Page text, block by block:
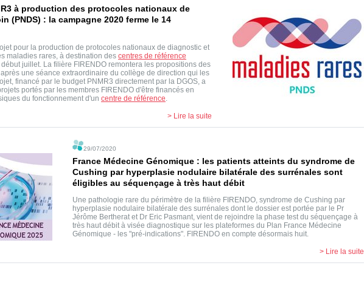
à production des protocoles nationaux de
(PNDS) : la campagne 2020 ferme le 14
pour la production de protocoles nationaux de diagnostic et
maladies rares, à destination des centres de référence
juillet. La filière FIRENDO remontera les propositions des
une séance extraordinaire du collège de direction qui les
financé par le budget PNMR3 directement par la DGOS, a
portés par les membres FIRENDO d'être financés en
du fonctionnement d'un centre de référence.
> Lire la suite
29/07/2020
France Médecine Génomique : les patients atteints du syndrome de
Cushing par hyperplasie nodulaire bilatérale des surrénales sont
éligibles au séquençage à très haut débit
Une pathologie rare du périmètre de la filière FIRENDO, syndrome de Cushing par
hyperplasie nodulaire bilatérale des surrénales dont le dossier est portée par le Pr
Jérôme Bertherat et Dr Eric Pasmant, vient de rejoindre la phase test du séquençage à
très haut débit à visée diagnostique sur les plateformes du Plan France Médecine
Génomique - les "pré-indications". FIRENDO en compte désormais huit.
> Lire la suite